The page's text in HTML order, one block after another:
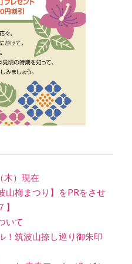
木）現在
山梅まつり】をPRをさせ
いて
！筑波山捺し巡り御朱印